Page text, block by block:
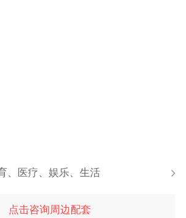
、医疗、娱乐、生活
点击咨询周边配套